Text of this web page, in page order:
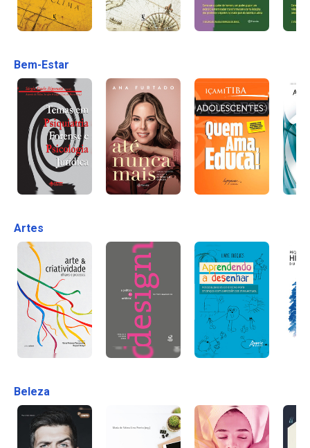
Bem-Estar
Artes
Beleza